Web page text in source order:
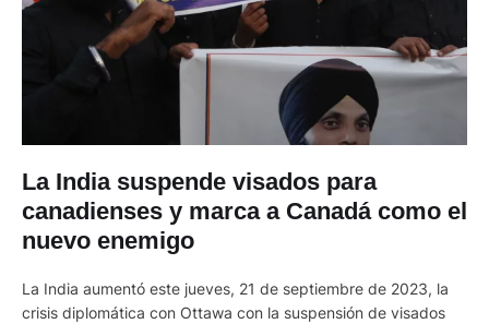
La India suspende visados para
canadienses y marca a Canadá como el
nuevo enemigo
La India aumentó este jueves, 21 de septiembre de 2023, la
crisis diplomática con Ottawa con la suspensión de visados